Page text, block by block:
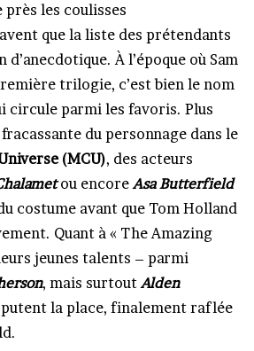
près les coulisses
que la liste des prétendants
d’anecdotique. À l’époque où Sam
trilogie, c’est bien le nom
circule parmi les favoris. Plus
du personnage dans le
(MCU), des acteurs
ou encoreAsa Butterfield
costume avant que Tom Holland
Quant à « The Amazing
jeunes talents – parmi
, mais surtoutAlden
la place, finalement raflée